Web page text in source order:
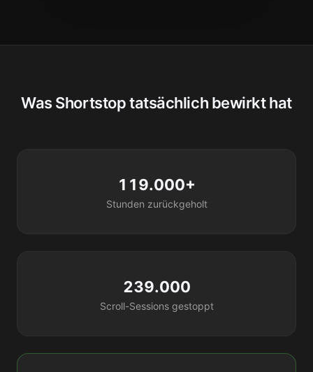
Was Shortstop tatsächlich bewirkt hat
119.000+
Stunden zurückgeholt
239.000
Scroll-Sessions gestoppt